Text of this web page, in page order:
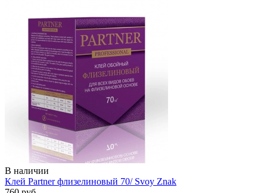
В наличии
Клей Partner флизелиновый 70/ Svoy Znak